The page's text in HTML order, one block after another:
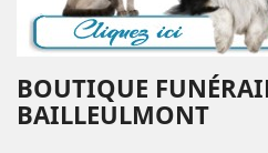
BOUTIQUE
BAILLEULMONT